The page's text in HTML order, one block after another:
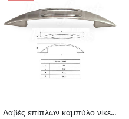
Λαβές επίπλων καμπύλο νίκελ ματ-χρώμιο 706-10-5/96